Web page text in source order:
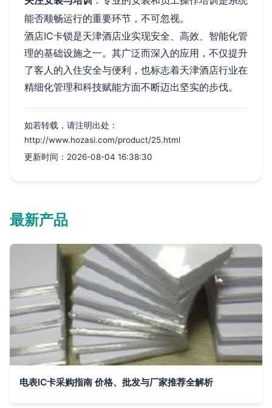
能否顺畅运行的重要环节，不可忽视。
酒店IC卡锁是天津酒店业实现安全、高效、智能化管
理的基础设施之一。其广泛而深入的应用，不仅提升
了客人的入住安全与便利，也标志着天津酒店行业在
精细化管理和科技赋能方面不断迈出坚实的步伐。
如若转载，请注明出处：
http://www.hozasi.com/product/25.html
更新时间：2026-08-04 16:38:30
最新产品
电表IC卡采购指南 价格、批发与厂家推荐全解析